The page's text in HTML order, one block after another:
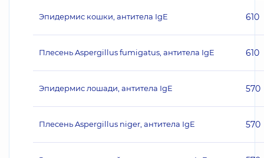
Эпидермис кошки, антитела IgE 610
Плесень Aspergillus fumigatus, антитела IgE 610
Эпидермис лошади, антитела IgE 570
Плесень Aspergillus niger, антитела IgE 570